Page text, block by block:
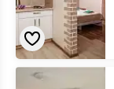
«Улала»